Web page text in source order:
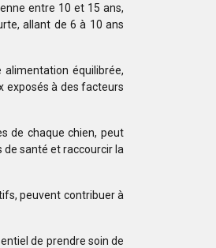
entre 10 et 15 ans,
allant de 6 à 10 ans
équilibrée,
exposés à des facteurs
de chaque chien, peut
santé et raccourcir la
peuvent contribuer à
de prendre soin de